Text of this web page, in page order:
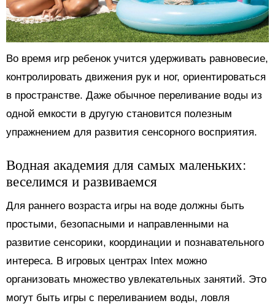
Во время игр ребенок учится удерживать равновесие,
контролировать движения рук и ног, ориентироваться
в пространстве. Даже обычное переливание воды из
одной емкости в другую становится полезным
упражнением для развития сенсорного восприятия.
Водная академия для самых маленьких:
веселимся и развиваемся
Для раннего возраста игры на воде должны быть
простыми, безопасными и направленными на
развитие сенсорики, координации и познавательного
интереса. В игровых центрах Intex можно
организовать множество увлекательных занятий. Это
могут быть игры с переливанием воды, ловля